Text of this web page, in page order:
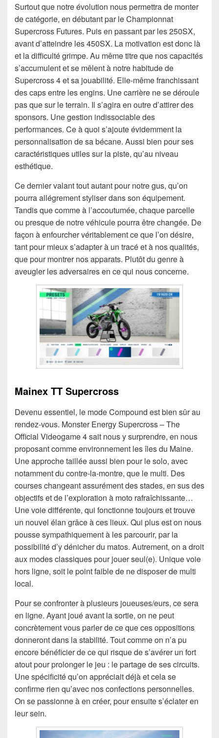
Surtout que notre évolution nous permettra de monter
de catégorie, en débutant par le Championnat
Supercross Futures. Puis en passant par les 250SX,
avant d’atteindre les 450SX. La motivation est donc là
et la difficulté grimpe. Au même titre que nos capacités
s’accumulent et se mêlent à notre habitude de
Supercross 4 et sa jouabilité. Elle-même franchissant
des caps entre les engins. Une carrière ne se déroule
pas que sur le terrain. Il s’agira en outre d’attirer des
sponsors. Une gestion indissociable des
performances. Ce à quoi s’ajoute évidemment la
personnalisation de sa bécane. Aussi bien pour ses
caractéristiques utiles sur la piste, qu’au niveau
esthétique.
Ce dernier valant tout autant pour notre gus, qu’on
pourra allégrement styliser dans son équipement.
Tandis que comme à l’accoutumée, chaque parcelle
ou presque de notre véhicule pourra être changée. De
façon à enfourcher véritablement ce que l’on désire,
tant pour mieux s’adapter à un tracé et à nos qualités,
que pour montrer nos apparats. Plutôt du genre à
aveugler les adversaires en ce qui nous concerne.
Mainex TT Supercross
Devenu essentiel, le mode Compound est bien sûr au
rendez-vous. Monster Energy Supercross – The
Official Videogame 4 sait nous y surprendre, en nous
proposant comme environnement les îles du Maine.
Une approche taillée aussi bien pour le solo, avec
notamment du contre-la-montre, que le multi. Des
courses changeant assurément des stades, en sus des
objectifs et de l’exploration à moto rafraîchissante…
Une voie différente, qui fonctionne toujours et trouve
un nouvel élan grâce à ces lieux. Qui plus est on nous
pousse sympathiquement à les parcourir, par la
possibilité d’y dénicher du matos. Autrement, on a droit
aux modes classiques pour jouer seul(e). Unique voie
hors ligne, soit le point faible de ne disposer de multi
local.
Pour se confronter à plusieurs joueuses/eurs, ce sera
en ligne. Ayant joué avant la sortie, on ne peut
concrètement vous parler de ce que ces oppositions
donneront dans la stabilité. Tout comme on n’a pu
encore bénéficier de ce qui risque de s’avérer un fort
atout pour prolonger le jeu : le partage de ses circuits.
Une spécificité qu’on appréciait déjà et cela se
confirme rien qu’avec nos confections personnelles.
On se passionne à en créer, pour ensuite s’éclater en
leur sein.